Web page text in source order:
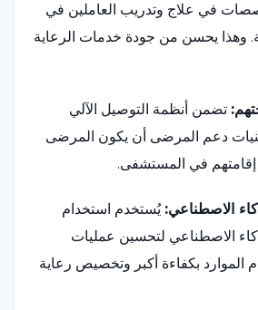
في علاج وتدريب العاملين في
وهذا يحسن من جودة خدمات الرعاية
تضمن أنظمة التوصيل الآلي
دعم المرضى أن يكون المرضى
إقامتهم في المستشفى.
الاصطناعي: يُستخدم استخدام
الاصطناعي لتحسين عمليات
الموارد بكفاءة أكبر وتخصيص رعاية